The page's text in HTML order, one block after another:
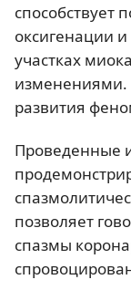
способствует
оксигенации
участках
изменениями.
развития
Проведенные
позволяет
спазмы